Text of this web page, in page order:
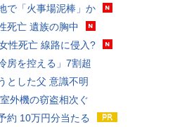
で「火事場泥棒」か
死亡 遺族の胸中
性死亡 線路に侵入?
房を控える」7割超
とした父 意識不明
外機の窃盗相次ぐ
約 10万円分当たる